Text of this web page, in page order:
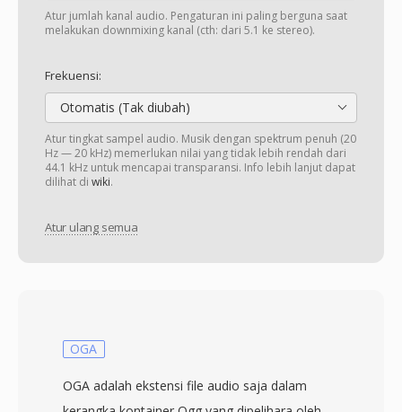
Atur jumlah kanal audio. Pengaturan ini paling berguna saat
melakukan downmixing kanal (cth: dari 5.1 ke stereo).
Frekuensi:
Otomatis (Tak diubah)
Atur tingkat sampel audio. Musik dengan spektrum penuh (20
Hz — 20 kHz) memerlukan nilai yang tidak lebih rendah dari
44.1 kHz untuk mencapai transparansi. Info lebih lanjut dapat
dilihat di wiki.
Atur ulang semua
OGA
OGA adalah ekstensi file audio saja dalam